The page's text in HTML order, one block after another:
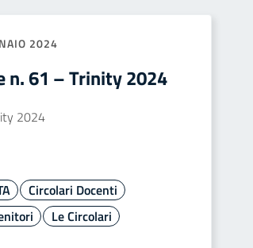
2024
n. 61 – Trinity 2024
2024
Circolari Docenti
Le Circolari